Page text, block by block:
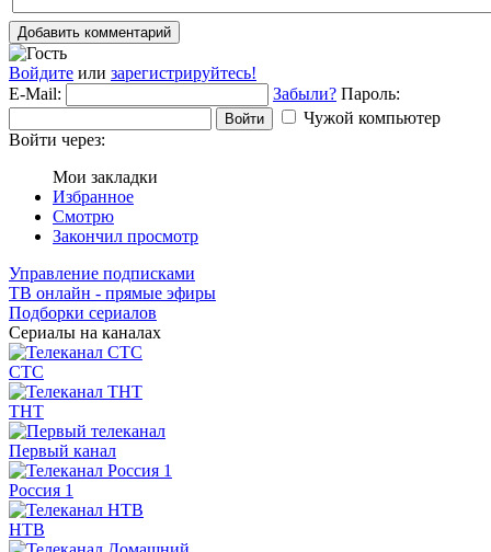
Добавить комментарий
Войдите или зарегистрируйтесь!
E-Mail:
Забыли? Пароль:
Войти
Чужой компьютер
Войти через:
Мои закладки
Избранное
Смотрю
Закончил просмотр
Управление подписками
ТВ онлайн - прямые эфиры
Подборки сериалов
Сериалы на каналах
СТС
ТНТ
Первый канал
Россия 1
НТВ